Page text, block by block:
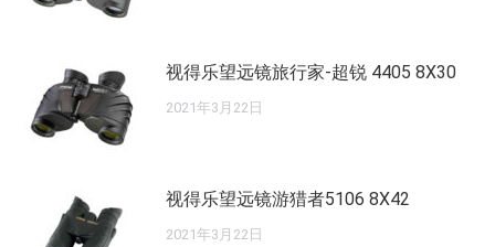
视得乐望远镜旅行家-超锐 4405 8X30
2021年3月22日
视得乐望远镜游猎者5106 8X42
2021年3月22日